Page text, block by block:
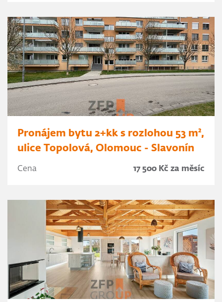
Pronájem bytu 2+kk s rozlohou 53 m²,
ulice Topolová, Olomouc - Slavonín
Cena 17 500 Kč za měsíc